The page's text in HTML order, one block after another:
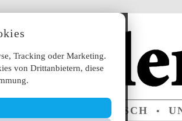
Tracking oder Marketing.
von Drittanbietern, diese
ÜBERPARTEIISCH •